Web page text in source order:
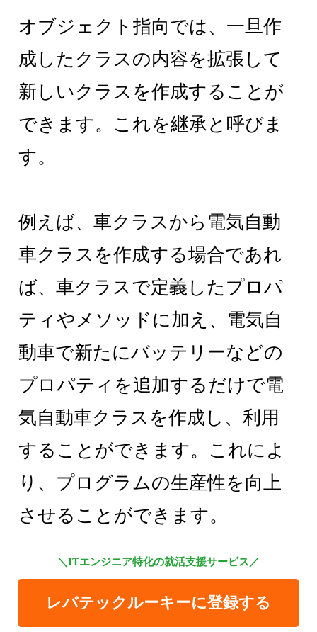
オブジェクト指向では、一旦作
成したクラスの内容を拡張して
新しいクラスを作成することが
できます。これを継承と呼びま
す。
例えば、車クラスから電気自動
車クラスを作成する場合であれ
ば、車クラスで定義したプロパ
ティやメソッドに加え、電気自
動車で新たにバッテリーなどの
プロパティを追加するだけで電
気自動車クラスを作成し、利用
することができます。これによ
り、プログラムの生産性を向上
させることができます。
＼ITエンジニア特化の就活支援サービス／
レバテックルーキーに登録する